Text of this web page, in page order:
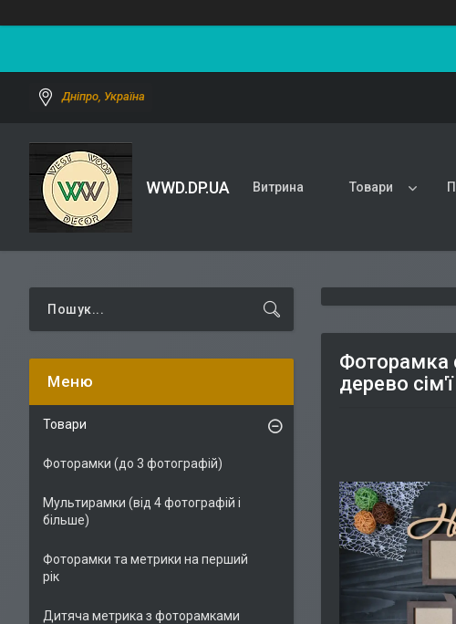
Дніпро, Україна
WWD.DP.UA Витрина Товари
Фоторамка
дерево сім'ї
Товари
Фоторамки (до 3 фотографій)
Мультирамки (від 4 фотографій і
більше)
Фоторамки та метрики на перший
рік
Дитяча метрика з фоторамками